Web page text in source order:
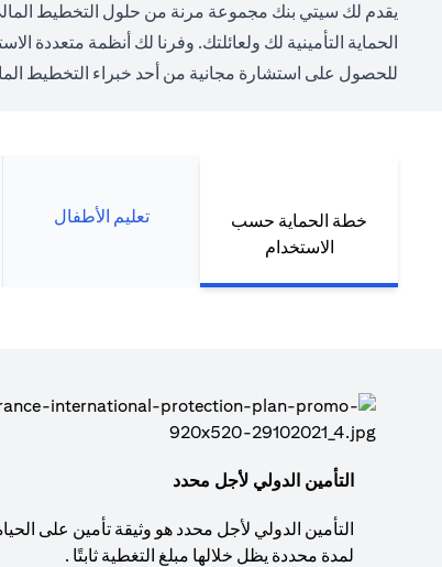
يقدم لك سيتي بنك مجموعة مرنة من حلول التخطيط
الحماية التأمينية لك ولعائلتك. وفرنا لك أنظمة متعددة
للحصول على استشارة مجانية من أحد خبراء التخطيط
خطة الحماية حسب
الاستخدام
تعليم الأطفال
التأمين الدولي لأجل محدد
التأمين الدولي لأجل محدد هو وثيقة تأمين على
لمدة محددة يظل خلالها مبلغ التغطية ثابتًا .